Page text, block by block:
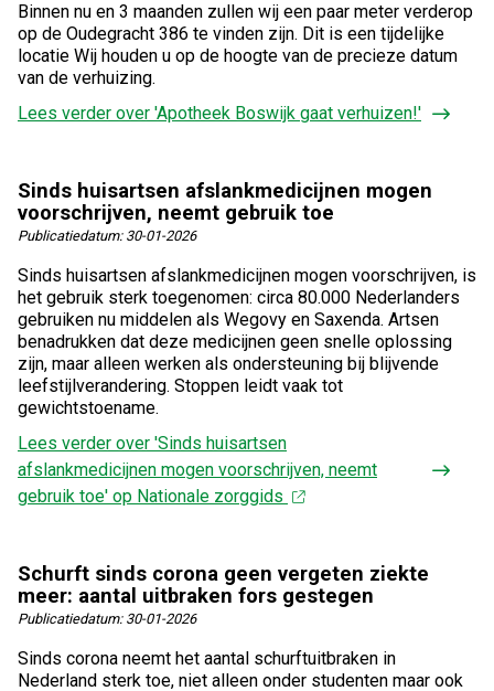
Binnen nu en 3 maanden zullen wij een paar meter verderop
op de Oudegracht 386 te vinden zijn. Dit is een tijdelijke
locatie Wij houden u op de hoogte van de precieze datum
van de verhuizing.
Lees verder over 'Apotheek Boswijk gaat verhuizen!'
Sinds huisartsen afslankmedicijnen mogen
voorschrijven, neemt gebruik toe
Publicatiedatum: 30-01-2026
Sinds huisartsen afslankmedicijnen mogen voorschrijven, is
het gebruik sterk toegenomen: circa 80.000 Nederlanders
gebruiken nu middelen als Wegovy en Saxenda. Artsen
benadrukken dat deze medicijnen geen snelle oplossing
zijn, maar alleen werken als ondersteuning bij blijvende
leefstijlverandering. Stoppen leidt vaak tot
gewichtstoename.
Lees verder over 'Sinds huisartsen
afslankmedicijnen mogen voorschrijven, neemt
gebruik toe' op Nationale zorggids
Schurft sinds corona geen vergeten ziekte
meer: aantal uitbraken fors gestegen
Publicatiedatum: 30-01-2026
Sinds corona neemt het aantal schurftuitbraken in
Nederland sterk toe, niet alleen onder studenten maar ook